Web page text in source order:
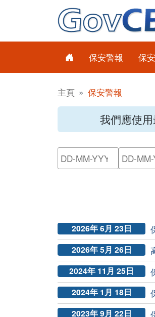
保安警報 保
主頁 保安警報
我們應使
請輸入
2026年 6月 23日
2026年 5月 26日
2024年 11月 25日
2024年 1月 18日
2023年 9月 22日